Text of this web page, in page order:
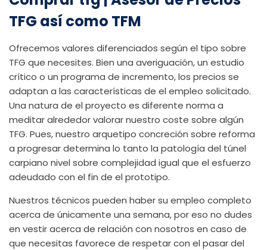
TFG así­ como TFM
Ofrecemos valores diferenciados según el tipo sobre
TFG que necesites. Bien una averiguación, un estudio
crítico o un programa de incremento, los precios se
adaptan a las características de el empleo solicitado.
Una natura de el proyecto es diferente norma a
meditar alrededor valorar nuestro coste sobre algún
TFG. Pues, nuestro arquetipo concreción sobre reforma
a progresar determina lo tanto la patologí­a del túnel
carpiano nivel sobre complejidad igual que el esfuerzo
adeudado con el fin de el prototipo.
Nuestros técnicos pueden haber su empleo completo
acerca de únicamente una semana, por eso no dudes
en vestir acerca de relación con nosotros en caso de
que necesitas favorece de respetar con el pasar del